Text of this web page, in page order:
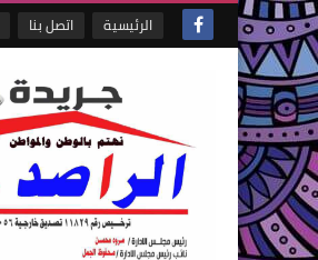
الرئيسية اتصل بنا